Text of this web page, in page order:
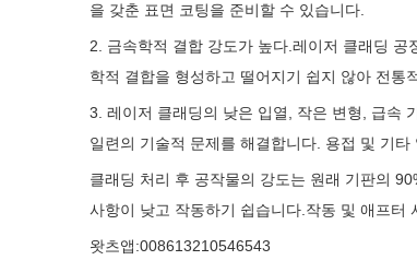
을 갖춘 표면 코팅을 준비할 수 있습니다.
2. 금속학적 결합 강도가 높다.레이저 클래딩
학적 결합을 형성하고 떨어지기 쉽지 않아 전통
3. 레이저 클래딩의 낮은 입열, 작은 변형, 급속
일련의 기술적 문제를 해결합니다. 용접 및 기타
클래딩 처리 후 공작물의 강도는 원래 기판의
사항이 낮고 작동하기 쉽습니다.작동 및 애프터
왓츠앱:008613210546543